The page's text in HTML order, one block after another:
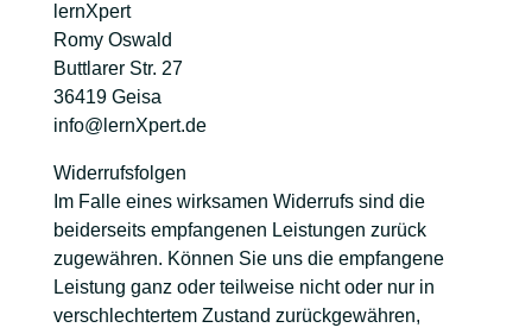
lernXpert
Romy Oswald
Buttlarer Str. 27
36419 Geisa
info@lernXpert.de
Widerrufsfolgen
Im Falle eines wirksamen Widerrufs sind die
beiderseits empfangenen Leistungen zurück
zugewähren. Können Sie uns die empfangene
Leistung ganz oder teilweise nicht oder nur in
verschlechtertem Zustand zurückgewähren,